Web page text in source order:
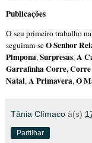
Publicações
O seu primeiro trabalho
seguiram-seO Senhor
Pimpona,Surpresas,A
Garrafinha Corre,
Natal,A Primavera,O
Tânia Clímaco à(s)
Partilhar